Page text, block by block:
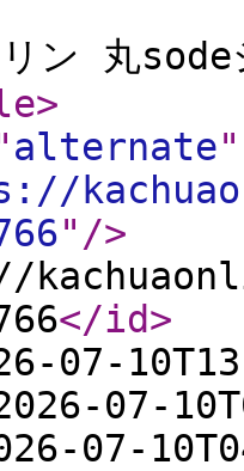
ン 丸
>
alternate"
" />
</id>
07-
07-
07-